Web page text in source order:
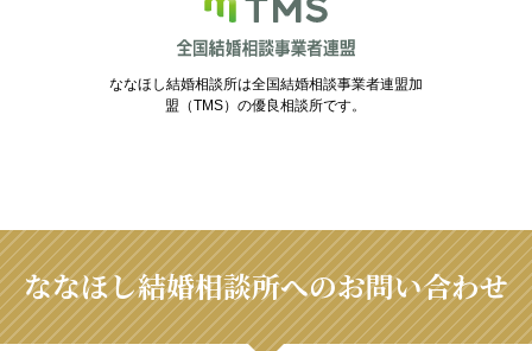
ななほし結婚相談所は全国結婚相談事業者連盟加
盟（TMS）の優良相談所です。
ななほし結婚相談所へのお問い合わせ